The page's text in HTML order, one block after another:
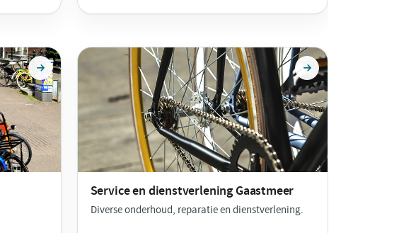
Service en dienstverleningGaastmeer
Diverse onderhoud, reparatie en dienstverlening.